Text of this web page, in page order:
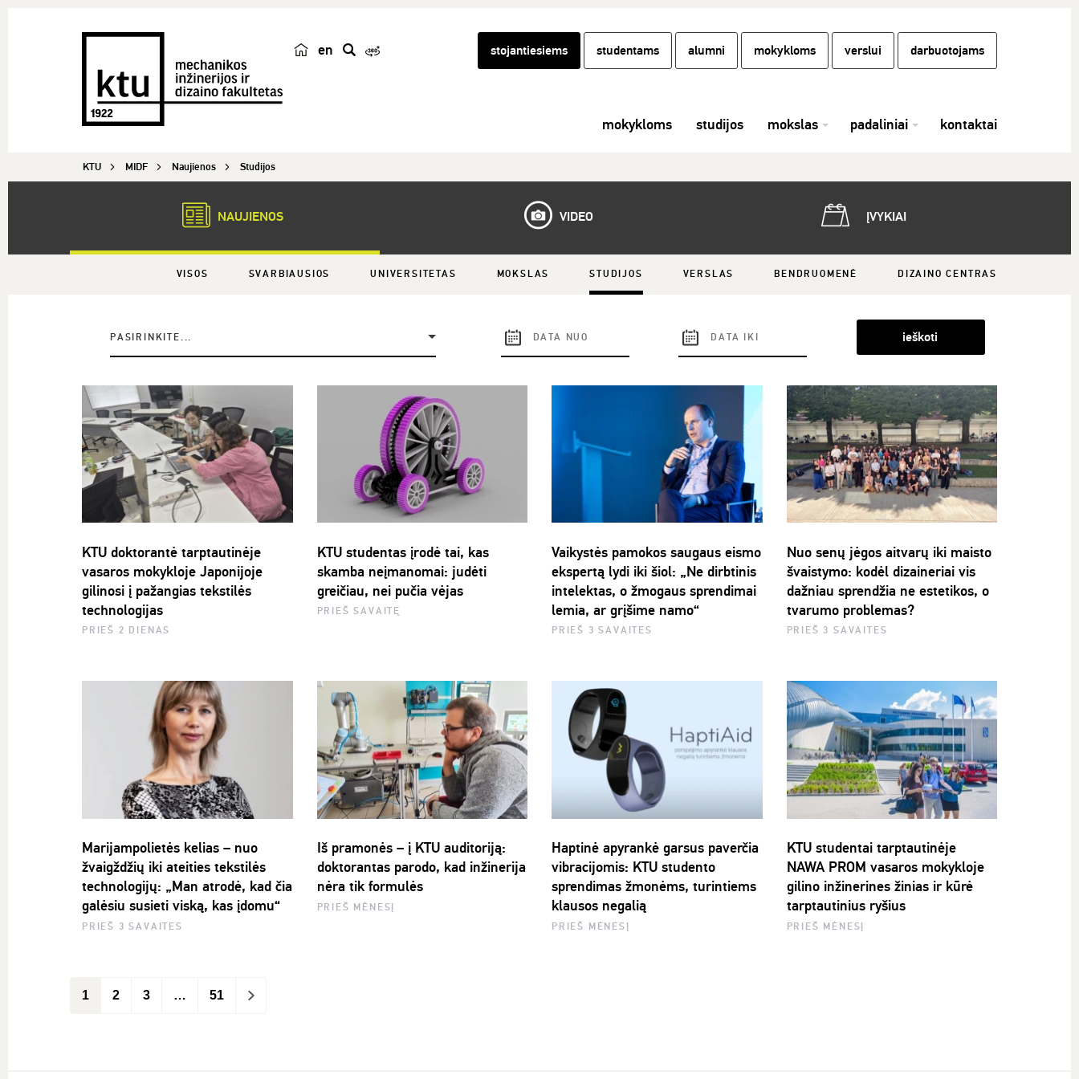
en stojantiesiems studentams alumni mokykloms verslui darbuotojams
mokykloms studijos mokslas padaliniai kontaktai
KTU MIDF Naujienos Studijos
NAUJIENOS VIDEO ĮVYKIAI
VISOS SVARBIAUSIOS UNIVERSITETAS MOKSLAS STUDIJOS VERSLAS BENDRUOMENĖ DIZAINO CENTRAS
PASIRINKITE... ieškoti
KTU doktorantė tarptautinėje
vasaros mokykloje Japonijoje
gilinosi į pažangias tekstilės
technologijas
PRIEŠ 2 DIENAS
KTU studentas įrodė tai, kas
skamba neįmanomai: judėti
greičiau, nei pučia vėjas
PRIEŠ SAVAITĘ
Vaikystės pamokos saugaus eismo
ekspertą lydi iki šiol: „Ne dirbtinis
intelektas, o žmogaus sprendimai
lemia, ar grįšime namo“
PRIEŠ 3 SAVAITES
Nuo senų jėgos aitvarų iki maisto
švaistymo: kodėl dizaineriai vis
dažniau sprendžia ne estetikos, o
tvarumo problemas?
PRIEŠ 3 SAVAITES
Marijampolietės kelias – nuo
žvaigždžių iki ateities tekstilės
technologijų: „Man atrodė, kad čia
galėsiu susieti viską, kas įdomu“
PRIEŠ 3 SAVAITES
Iš pramonės – į KTU auditoriją:
doktorantas parodo, kad inžinerija
nėra tik formulės
PRIEŠ MĖNESĮ
Haptinė apyrankė garsus paverčia
vibracijomis: KTU studento
sprendimas žmonėms, turintiems
klausos negalią
PRIEŠ MĖNESĮ
KTU studentai tarptautinėje
NAWA PROM vasaros mokykloje
gilino inžinerines žinias ir kūrė
tarptautinius ryšius
PRIEŠ MĖNESĮ
1 2 3 … 51 >